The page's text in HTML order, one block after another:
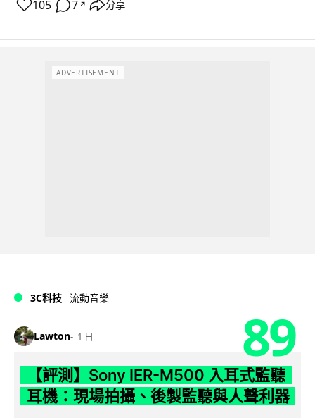
105 7 ↗ 分享
ADVERTISEMENT
3C科技 流動音樂
Lawton 1 日 89
【評測】Sony IER-M500 入耳式監聽
耳機：現場拍攝、後製監聽與人聲利器